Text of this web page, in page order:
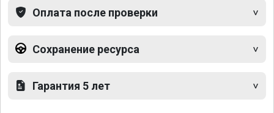
Оплата после проверки
Сохранение ресурса
Гарантия 5 лет